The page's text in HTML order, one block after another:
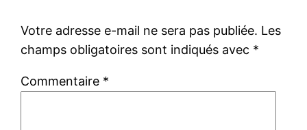
Votre adresse e-mail ne sera pas publiée. Les
champs obligatoires sont indiqués avec *
Commentaire *